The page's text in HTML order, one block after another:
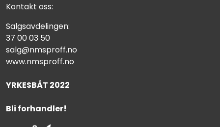
Kontakt oss:
Salgsavdelingen:
37 00 03 50
salg@nmsproff.no
www.nmsproff.no
YRKESBÅT 2022
Bli forhandler!